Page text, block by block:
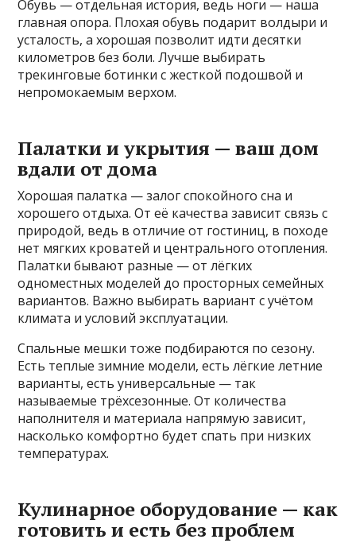
Обувь — отдельная история, ведь ноги — наша
главная опора. Плохая обувь подарит волдыри и
усталость, а хорошая позволит идти десятки
километров без боли. Лучше выбирать
трекинговые ботинки с жесткой подошвой и
непромокаемым верхом.
Палатки и укрытия — ваш дом
вдали от дома
Хорошая палатка — залог спокойного сна и
хорошего отдыха. От её качества зависит связь с
природой, ведь в отличие от гостиниц, в походе
нет мягких кроватей и центрального отопления.
Палатки бывают разные — от лёгких
одноместных моделей до просторных семейных
вариантов. Важно выбирать вариант с учётом
климата и условий эксплуатации.
Спальные мешки тоже подбираются по сезону.
Есть теплые зимние модели, есть лёгкие летние
варианты, есть универсальные — так
называемые трёхсезонные. От количества
наполнителя и материала напрямую зависит,
насколько комфортно будет спать при низких
температурах.
Кулинарное оборудование — как
готовить и есть без проблем